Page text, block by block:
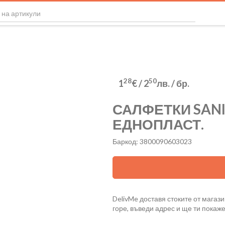
128€/250лв./ бр.
САЛФЕТКИ
ЕДНОПЛАСТ.
Баркод: 3800090603023
DelivMe доставя стоките от
горе, въведи адрес и ще ти